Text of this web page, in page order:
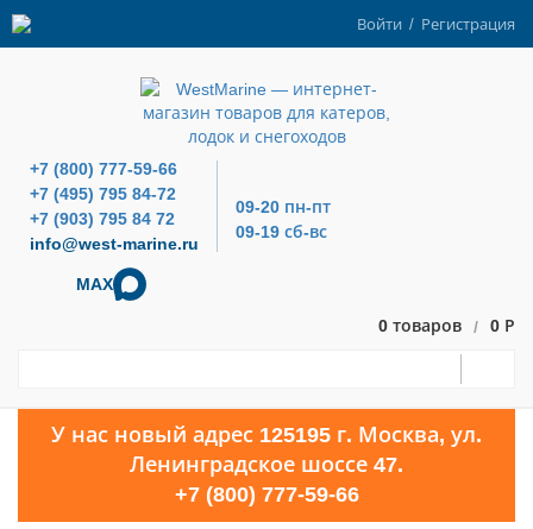
Войти / Регистрация
+7 (800) 777-59-66
+7 (495) 795 84-72
+7 (903) 795 84 72
info@west-marine.ru
09-20 пн-пт
09-19 сб-вс
MAX
0 товаров / 0 Р
У нас новый адрес 125195 г. Москва, ул.
Ленинградское шоссе 47.
+7 (800) 777-59-66